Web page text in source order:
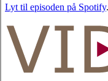
Lyt til episoden på Spotify.